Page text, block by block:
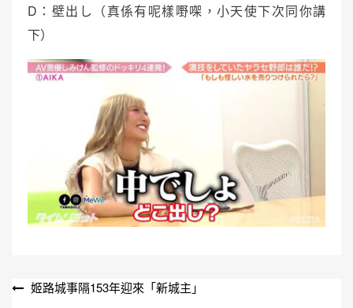
D：壁出し（真係有呢樣嘢㗎，小天使下次同你講
下）
文 姬路城事隔153年迎來「新城主」